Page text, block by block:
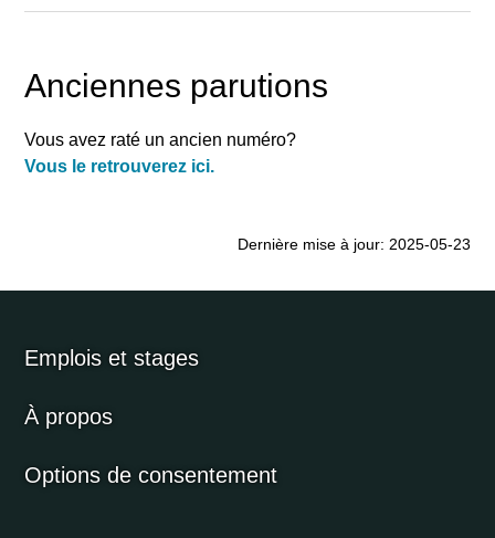
Anciennes parutions
Vous avez raté un ancien numéro?
Vous le retrouverez ici.
Dernière mise à jour: 2025-05-23
Emplois et stages
À propos
Options de consentement